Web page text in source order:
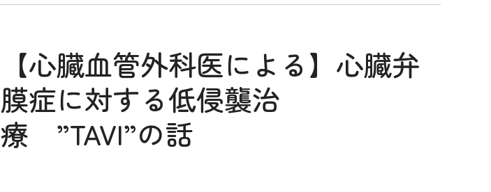
【心臓血管外科医による】心臓弁
膜症に対する低侵襲治
療 ”TAVI”の話